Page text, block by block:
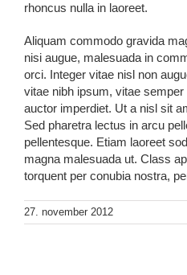
rhoncus nulla in laoreet.
Aliquam commodo gravida
nisi augue, malesuada in
orci. Integer vitae nisl non
vitae nibh ipsum, vitae
auctor imperdiet. Ut a nisl sit
Sed pharetra lectus in arcu
pellentesque. Etiam laoreet
magna malesuada ut. Class
torquent per conubia nostra,
27. november 2012